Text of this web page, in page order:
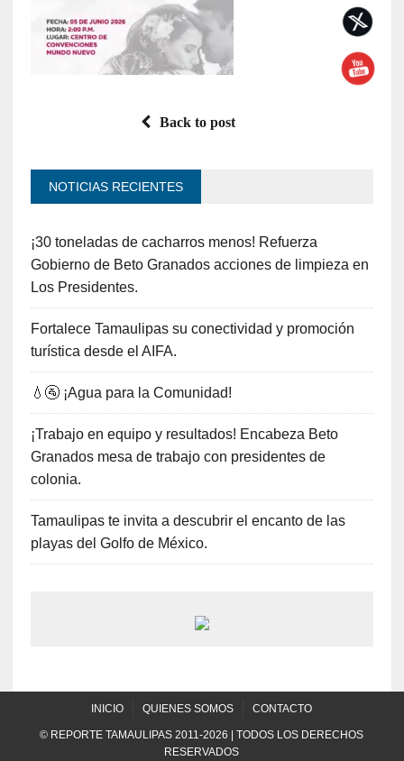
Back to post
NOTICIAS RECIENTES
¡30 toneladas de cacharros menos! Refuerza
Gobierno de Beto Granados acciones de limpieza en
Los Presidentes.
Fortalece Tamaulipas su conectividad y promoción
turística desde el AIFA.
💧🚰 ¡Agua para la Comunidad!
¡Trabajo en equipo y resultados! Encabeza Beto
Granados mesa de trabajo con presidentes de
colonia.
Tamaulipas te invita a descubrir el encanto de las
playas del Golfo de México.
INICIO QUIENES SOMOS CONTACTO
© REPORTE TAMAULIPAS 2011-2026 | TODOS LOS DERECHOS
RESERVADOS